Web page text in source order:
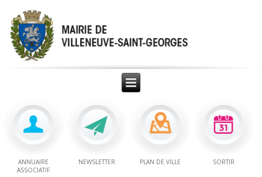
ANNUAIRE
ASSOCIATIF
NEWSLETTER PLAN DE VILLE SORTIR